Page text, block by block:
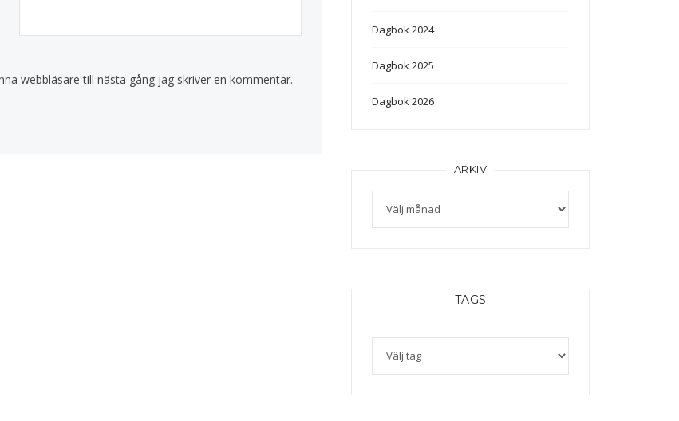
webbläsare till nästa gång jag skriver en kommentar.
Dagbok 2024
Dagbok 2025
Dagbok 2026
ARKIV
Arkiv
TAGS